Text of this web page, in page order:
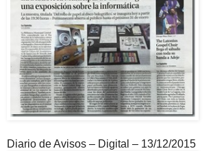
Diario de Avisos – Digital – 13/12/2015